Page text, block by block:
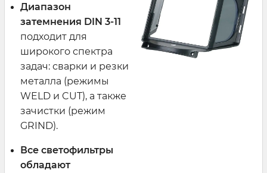
Диапазон
затемнения DIN 3-11
подходит для
широкого спектра
задач: сварки и резки
металла (режимы
WELD и CUT), а также
зачистки (режим
GRIND).
Все светофильтры
обладают